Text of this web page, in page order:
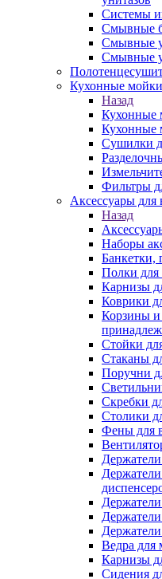
Системы
Смывные
Смывные
Смывные
Кухонные
Назад
Кухонные
Кухонные
Сушилки
Фильтры
Аксессуары
Назад
Наборы
Банкетки,
Полки для
Карнизы
Коврики
Корзины
Стойки
Стаканы
Поручни
Скребки
Столики
Фены для
Держатели
Ведра для
Карнизы
Сидения